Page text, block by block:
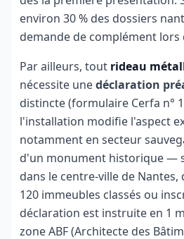
environ 30 % des dossiers
demande de complément
Par ailleurs, tout rideau
nécessite unedéclaration
distincte (formulaire Cerfa n°
l'installation modifie l'aspect
notamment en secteur
d'un monument historique —
dans le centre-ville de
120 immeubles classés ou
déclaration est instruite en 1
zone ABF (Architecte des